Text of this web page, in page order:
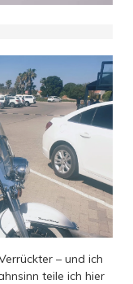
– und ich
teile ich hier